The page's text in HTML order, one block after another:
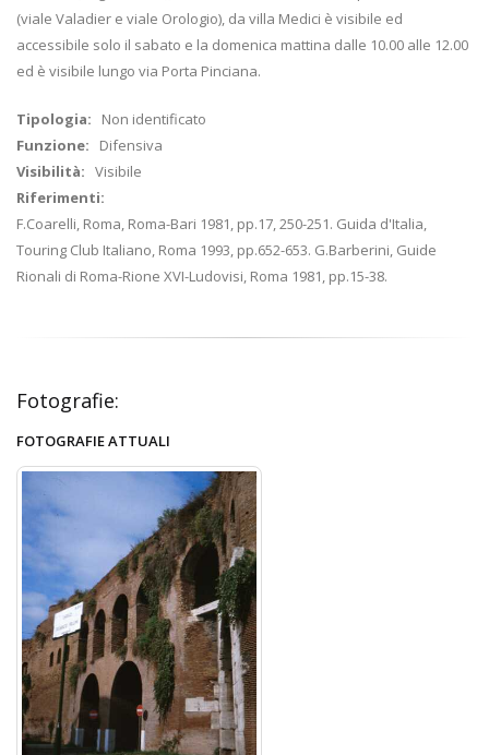
(viale Valadier e viale Orologio), da villa Medici è visibile ed
accessibile solo il sabato e la domenica mattina dalle 10.00 alle 12.00
ed è visibile lungo via Porta Pinciana.
Tipologia: Non identificato
Funzione: Difensiva
Visibilità: Visibile
Riferimenti:
F.Coarelli, Roma, Roma-Bari 1981, pp.17, 250-251. Guida d'Italia,
Touring Club Italiano, Roma 1993, pp.652-653. G.Barberini, Guide
Rionali di Roma-Rione XVI-Ludovisi, Roma 1981, pp.15-38.
Fotografie:
FOTOGRAFIE ATTUALI